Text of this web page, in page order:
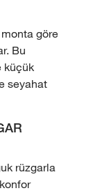
göre
Bu
küçük
seyahat
rüzgarla